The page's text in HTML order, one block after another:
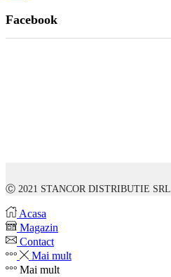
Facebook
Ⓒ 2021 STANCOR DISTRIBUTIE SRL
Acasa
Magazin
Contact
Mai mult
Mai mult